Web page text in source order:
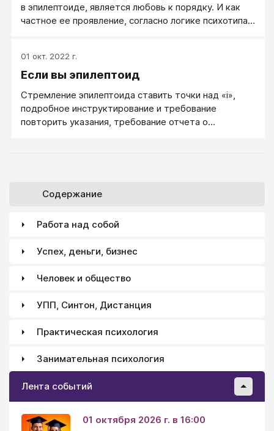
в эпилептоиде, является любовь к порядку. И как
частное ее проявление, согласно логике психотипа,
стулья стояли ровно, в линию, чтобы ключи не
валялись в ящике, а висели на специально
чтобы все нужные инструменты были под рукой.
01 окт. 2022 г.
Если вы эпилептоид
Стремление эпилептоида ставить точки над «i»,
подробное инструктирование и требование
повторить указания, требование отчета о
жесткость в голосе, высмеивание с применением
заимствованных штампов — все эти типичные для
трудным для многих людей человеком, особенно
Содержание
Работа над собой
Успех, деньги, бизнес
Человек и общество
УПП, Синтон, Дистанция
Практическая психология
Занимательная психология
Лента событий
01 октября 2026 г. в 16:00